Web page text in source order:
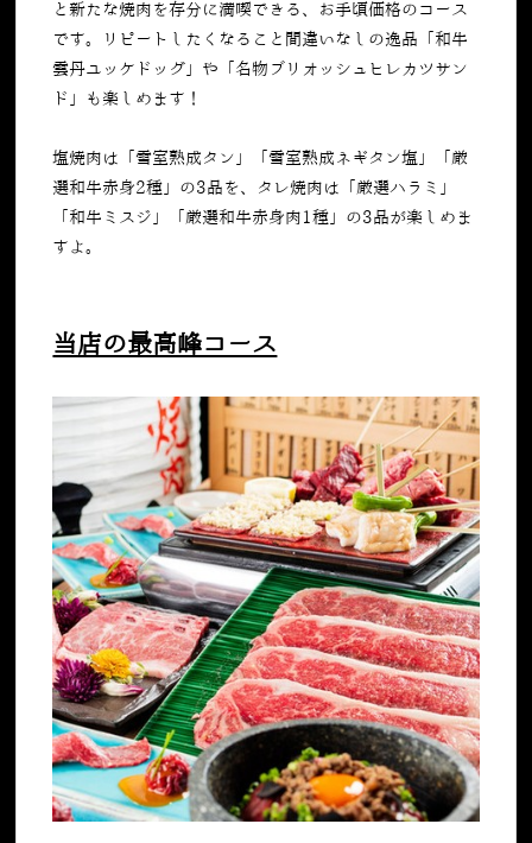
と新たな焼肉を存分に満喫できる、お手頃価格のコース
です。リピートしたくなること間違いなしの逸品「和牛
雲丹ユッケドッグ」や「名物ブリオッシュヒレカツサン
ド」も楽しめます！
塩焼肉は「雪室熟成タン」「雪室熟成ネギタン塩」「厳
選和牛赤身2種」の3品を、タレ焼肉は「厳選ハラミ」
「和牛ミスジ」「厳選和牛赤身肉1種」の3品が楽しめま
すよ。
当店の最高峰コース